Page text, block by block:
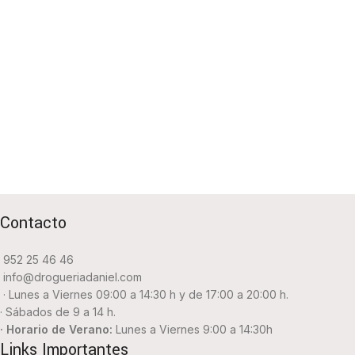
Contacto
952 25 46 46
info@drogueriadaniel.com
· Lunes a Viernes 09:00 a 14:30 h y de 17:00 a 20:00 h.
· Sábados de 9 a 14 h.
· Horario de Verano: Lunes a Viernes 9:00 a 14:30h
Links Importantes